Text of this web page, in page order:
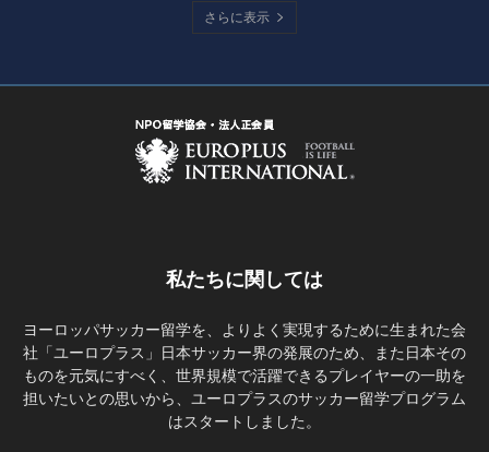
さらに表示
私たちに関しては
ヨーロッパサッカー留学を、よりよく実現するために生まれた会
社「ユーロプラス」日本サッカー界の発展のため、また日本その
ものを元気にすべく、世界規模で活躍できるプレイヤーの一助を
担いたいとの思いから、ユーロプラスのサッカー留学プログラム
はスタートしました。